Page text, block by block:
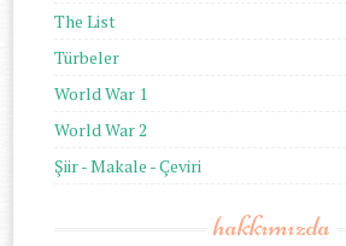
The List
Türbeler
World War 1
World War 2
Şiir - Makale - Çeviri
hakkımızda